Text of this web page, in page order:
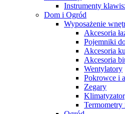
Instrumenty
Dom i Ogród
Wyposażenie
Akcesoria
Pojemniki
Akcesoria
Akcesoria
Wentylatory
Pokrowce i
Zegary